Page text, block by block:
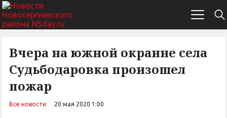
Вчера на южной окраине села
Судьбодаровка произошел
пожар
Все новости 20 мая 2020 1:00